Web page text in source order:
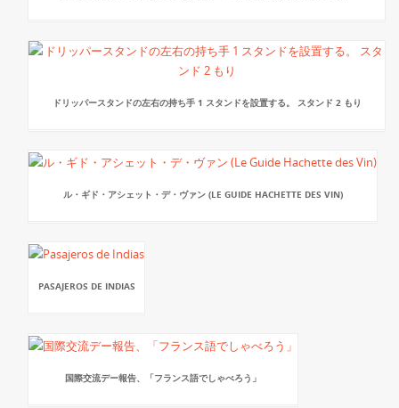
ドリッパースタンドの左右の持ち手 1 スタンドを設置する。 スタンド 2 もり
ル・ギド・アシェット・デ・ヴァン (LE GUIDE HACHETTE DES VIN)
PASAJEROS DE INDIAS
国際交流デー報告、「フランス語でしゃべろう」